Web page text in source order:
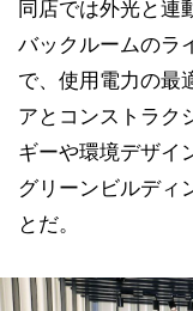
同店では外光と連
バックルームのラ
で、使用電力の最
アとコンストラク
ギーや環境デザイ
グリーンビルディ
とだ。